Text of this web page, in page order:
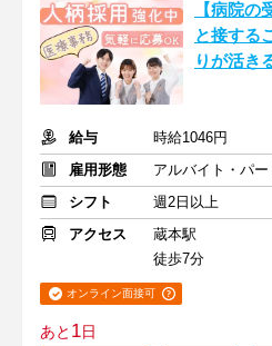
【病院の
と接する
りが活き
給与
時給1046円
雇用形態
アルバイト・パー
シフト
週2日以上
アクセス
蔵本駅
徒歩7分
オンライン面接可
あと 1日